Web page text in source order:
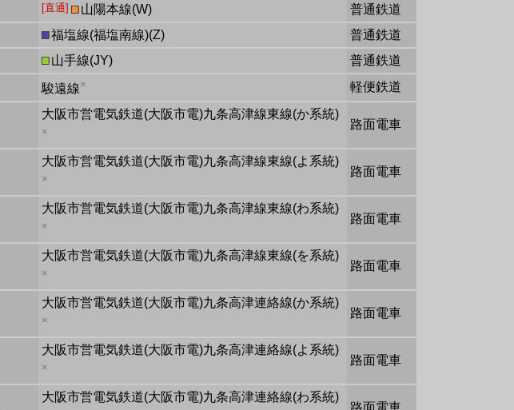
[直通] ■山陽本線(W)
普通鉄道
■福塩線(福塩南線)(Z)
普通鉄道
■山手線(JY)
普通鉄道
駿遠線× 軽便鉄道
大阪市営電気鉄道(大阪市電)九条高津線東線(か系統)
×
路面電車
大阪市営電気鉄道(大阪市電)九条高津線東線(よ系統)
×
路面電車
大阪市営電気鉄道(大阪市電)九条高津線東線(わ系統)
×
路面電車
大阪市営電気鉄道(大阪市電)九条高津線東線(を系統)
×
路面電車
大阪市営電気鉄道(大阪市電)九条高津連絡線(か系統)
×
路面電車
大阪市営電気鉄道(大阪市電)九条高津連絡線(よ系統)
×
路面電車
大阪市営電気鉄道(大阪市電)九条高津連絡線(わ系統)
路面電車